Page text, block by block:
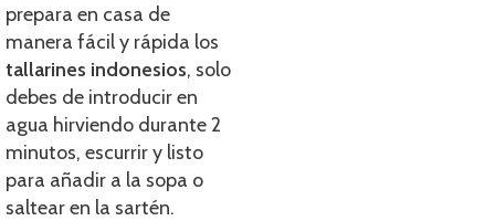
prepara en casa de
manera fácil y rápida los
tallarines indonesios, solo
debes de introducir en
agua hirviendo durante 2
minutos, escurrir y listo
para añadir a la sopa o
saltear en la sartén.